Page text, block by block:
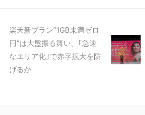
楽天新プラン“1GB未満ゼロ
円”は大盤振る舞い。｢急速
なエリア化｣で赤字拡大を防
げるか